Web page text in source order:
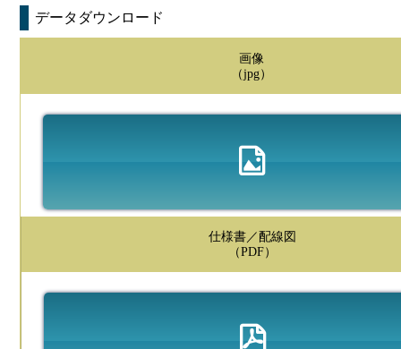
データダウンロード
画像
（jpg）
仕様書／配線図
（PDF）